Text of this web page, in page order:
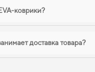
коврики?
доставка товара?